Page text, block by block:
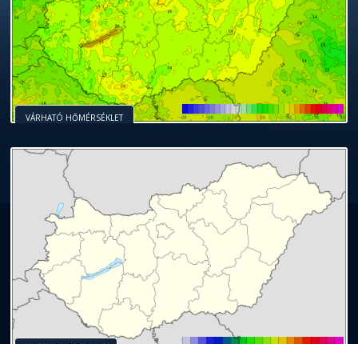
VÁRHATÓ HŐMÉRSÉKLET